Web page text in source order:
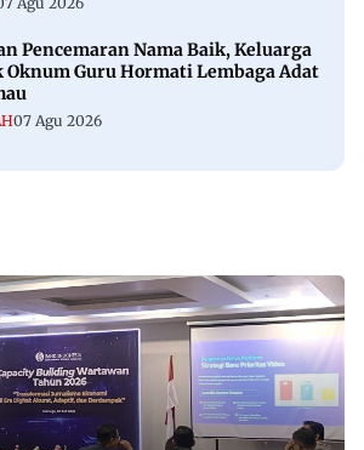
Pencemaran Nama Baik, Keluarga
Oknum Guru Hormati Lembaga Adat
07 Agu 2026